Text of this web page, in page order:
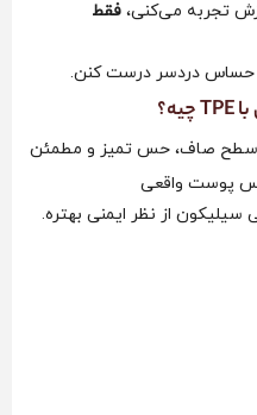
تجربه می‌کنی، فقط
سطح صاف، حس تمیز و مطمئن
پوست واقعی
سیلیکون از نظر ایمنی بهتره.